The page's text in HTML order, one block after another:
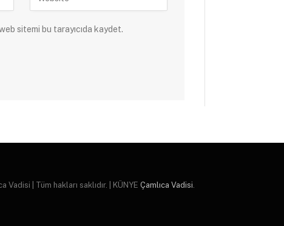
sitemi bu tarayıcıda kaydet.
Vadisi | Tüm hakları saklıdır. | KÜNYE Çamlıca Vadisi.